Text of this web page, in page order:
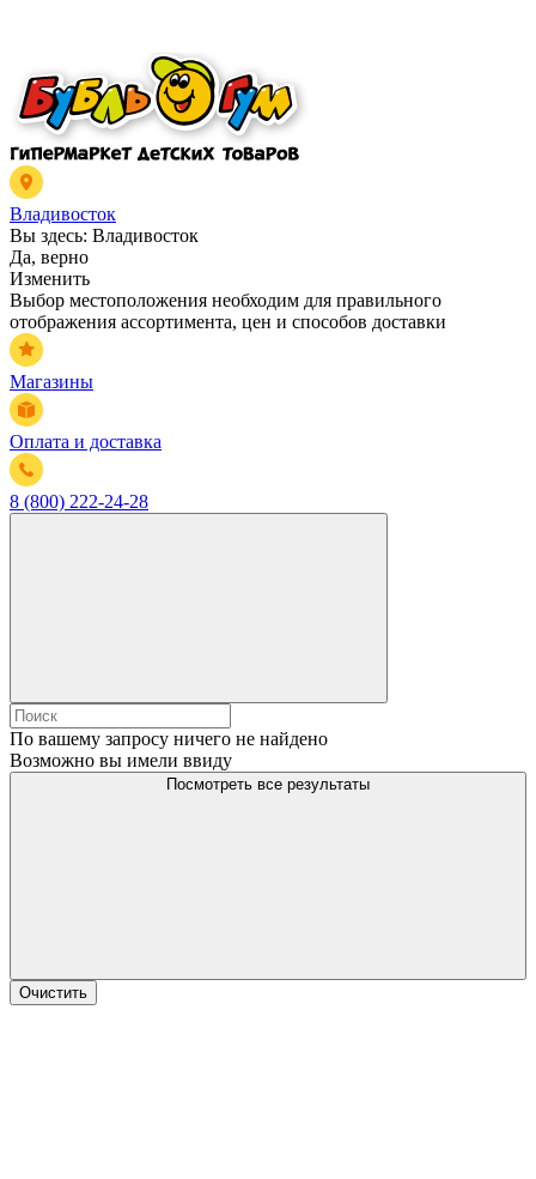
Владивосток
Вы здесь: Владивосток
Да, верно
Изменить
Выбор местоположения необходим для правильного
отображения ассортимента, цен и способов доставки
Магазины
Оплата и доставка
8 (800) 222-24-28
По вашему запросу ничего не найдено
Возможно вы имели ввиду
Посмотреть все результаты
Очистить